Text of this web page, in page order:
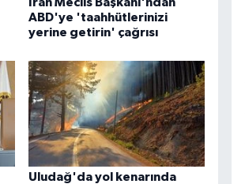
İran Meclis Başkanı'ndan
ABD'ye 'taahhütlerinizi
yerine getirin' çağrısı
Uludağ'da yol kenarında